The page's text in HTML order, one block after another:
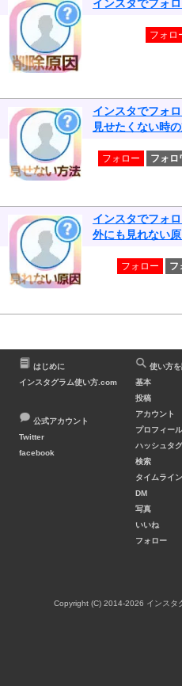
インスタでフォ
フォロ
インスタでフォ
見せたくない時
フォロー フォロ
インスタでフォ
外にも見れない
フォロー フ
はじめに
インスタグラム使い方.com
公式アカウント
Twitter
facebook
使い方
基本
投稿
アカウント
プロフィール
ハッシュタグ
検索
タイムライン
DM
写真
いいね
フォロー
Copyright (C) 2014-2026 インスタ